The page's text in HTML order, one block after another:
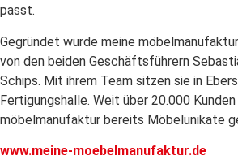
passt.
Gegründet wurde meine
von den beiden Geschäftsführern
Schips. Mit ihrem Team sitzen sie in
Fertigungshalle. Weit über 20.000
möbelmanufaktur bereits Möbelunikate
www.meine-moebelmanufaktur.de